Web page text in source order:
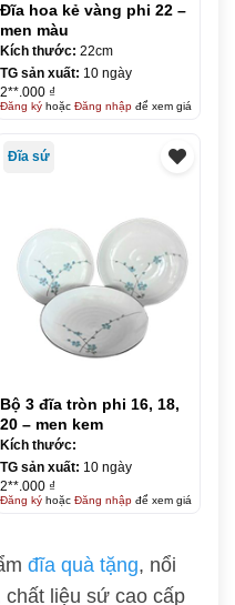
Đĩa hoa kẻ vàng phi 22 –
men màu
Kích thước: 22cm
TG sản xuất: 10 ngày
2**.000 ₫
Đăng kýhoặc Đăng nhậpđể xem giá
Đĩa sứ
Bộ 3 đĩa tròn phi 16, 18,
20 – men kem
Kích thước:
TG sản xuất: 10 ngày
2**.000 ₫
Đăng kýhoặc Đăng nhậpđể xem giá
đĩa quà tặng, nổi
chất liệu sứ cao cấp